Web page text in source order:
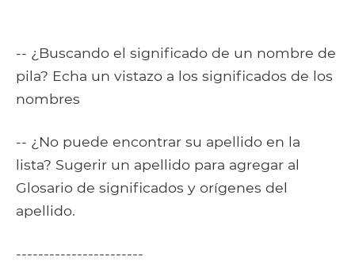
-- ¿Buscando el significado de un nombre de
pila? Echa un vistazo a los significados de los
nombres
-- ¿No puede encontrar su apellido en la
lista? Sugerir un apellido para agregar al
Glosario de significados y orígenes del
apellido.
-----------------------